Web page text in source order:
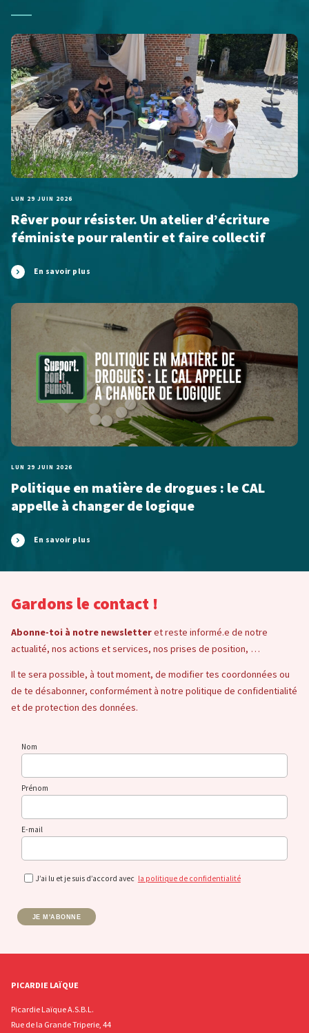
LUN 29 JUIN 2026
Rêver pour résister. Un atelier d’écriture
féministe pour ralentir et faire collectif
En savoir plus
LUN 29 JUIN 2026
Politique en matière de drogues : le CAL
appelle à changer de logique
En savoir plus
Gardons le contact !
Abonne-toi à notre newsletteret reste informé.e de notre
actualité, nos actions et services, nos prises de position, …
Il te sera possible, à tout moment, de modifier tes coordonnées ou
de te désabonner, conformément à notre politique de confidentialité
et de protection des données.
Nom
Prénom
E-mail
J’ai lu et je suis d’accord avec la politique de confidentialité
JE M'ABONNE
PICARDIE LAÏQUE
Picardie Laïque A.S.B.L.
Rue de la Grande Triperie, 44